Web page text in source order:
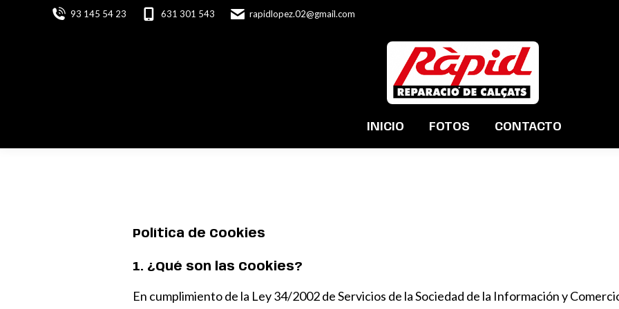
93 145 54 23 631 301 543 rapidlopez.02@gmail.com
INICIO FOTOS CONTACTO
Política de Cookies
1. ¿Qué son las Cookies?
En cumplimiento de la Ley 34/2002 de Servicios de la Sociedad de la Información y